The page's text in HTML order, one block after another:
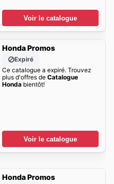
Voir le catalogue
Honda Promos
Expiré
Ce catalogue a expiré. Trouvez
plus d'offres de Catalogue
Hondabientôt!
Voir le catalogue
Honda Promos